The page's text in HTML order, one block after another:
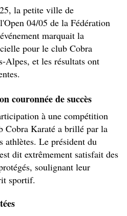
la petite ville de
04/05 de la Fédération
marquait la
pour le club Cobra
Alpes, et les résultats ont
couronnée de succès
à une compétition
Cobra Karaté a brillé par la
athlètes. Le président du
dit extrêmement satisfait des
soulignant leur
sportif.